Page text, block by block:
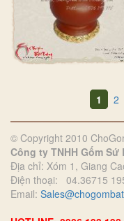
1 2
© Copyright 2010
Công ty TNHH Gốm Sứ
Địa chỉ: Xóm 1, Giang
Điện thoại: 04.36715
Email: